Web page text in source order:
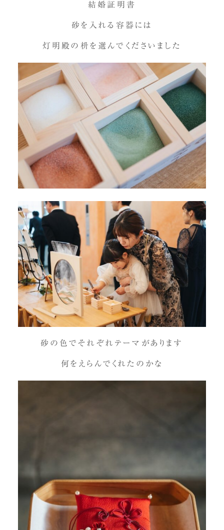
結婚証明書
砂を入れる容器には
灯明殿の枡を選んでくださいました
砂の色でそれぞれテーマがあります
何をえらんでくれたのかな